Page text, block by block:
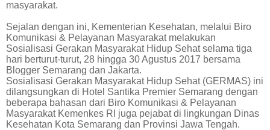
masyarakat.
Sejalan dengan ini, Kementerian Kesehatan, melalui Biro
Komunikasi & Pelayanan Masyarakat melakukan
Sosialisasi Gerakan Masyarakat Hidup Sehat selama tiga
hari berturut-turut, 28 hingga 30 Agustus 2017 bersama
Blogger Semarang dan Jakarta.
Sosialisasi Gerakan Masyarakat Hidup Sehat (GERMAS) ini
dilangsungkan di Hotel Santika Premier Semarang dengan
beberapa bahasan dari Biro Komunikasi & Pelayanan
Masyarakat Kemenkes RI juga pejabat di lingkungan Dinas
Kesehatan Kota Semarang dan Provinsi Jawa Tengah.